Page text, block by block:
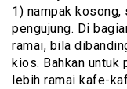
1) nampak
pengujung. Di
ramai, bila
kios. Bahkan untuk
lebih ramai kafe-